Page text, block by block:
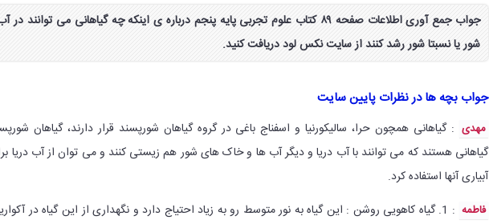
جواب جمع آوری اطلاعات صفحه ۸۹ کتاب علوم تجربی پایه پنجم درباره ی اینکه چه گیاهانی می توانند در
شور یا نسبتا شور رشد کنند از سایت نکس لود دریافت کنید.
جواب بچه ها در نظرات پایین سایت
مهدی : گیاهانی همچون حرا، سالیکورنیا و اسفناج باغی در گروه گیاهان شورپسند قرار دارند، گیاهان
گیاهانی هستند که می توانند با آب دریا و دیگر آب ها و خاک های شور هم زیستی کنند و می توان از آب دریا
آبیاری آنها استفاده کرد.
فاطمه
: 1. گیاه کاهویی روشن : این گیاه به نور متوسط رو به زیاد احتیاج دارد و نگهداری از این گیاه در